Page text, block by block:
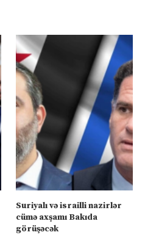
Suriyalı və israilli nazirlər
cümə axşamı Bakıda
görüşəcək